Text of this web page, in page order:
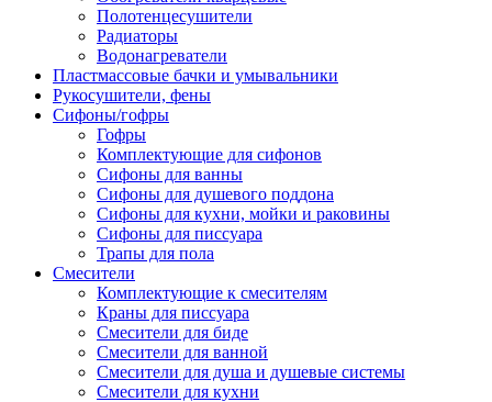
Полотенцесушители
Радиаторы
Водонагреватели
Пластмассовые бачки и умывальники
Рукосушители, фены
Сифоны/гофры
Гофры
Комплектующие для сифонов
Сифоны для ванны
Сифоны для душевого поддона
Сифоны для кухни, мойки и раковины
Сифоны для писсуара
Трапы для пола
Смесители
Комплектующие к смесителям
Краны для писсуара
Смесители для биде
Смесители для ванной
Смесители для душа и душевые системы
Смесители для кухни